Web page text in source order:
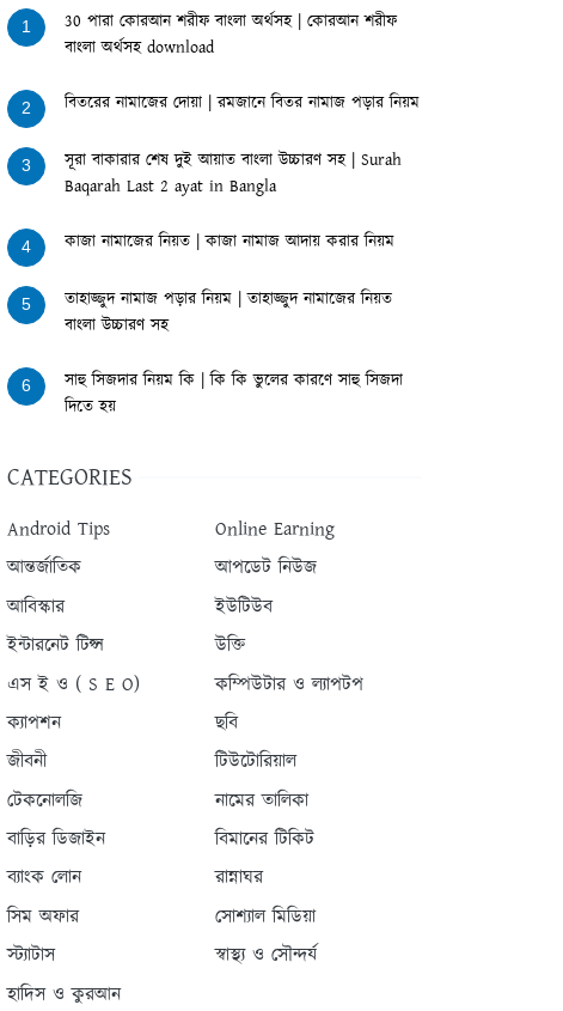
1
30 পারা কোরআন শরীফ বাংলা অর্থসহ | কোরআন শরীফ
বাংলা অর্থসহ download
2 বিতরের নামাজের দোয়া | রমজানে বিতর নামাজ পড়ার নিয়ম
3
সূরা বাকারার শেষ দুই আয়াত বাংলা উচ্চারণ সহ | Surah
Baqarah Last 2 ayat in Bangla
4 কাজা নামাজের নিয়ত | কাজা নামাজ আদায় করার নিয়ম
5
তাহাজ্জুদ নামাজ পড়ার নিয়ম | তাহাজ্জুদ নামাজের নিয়ত
বাংলা উচ্চারণ সহ
6
সাহু সিজদার নিয়ম কি | কি কি ভুলের কারণে সাহু সিজদা
দিতে হয়
CATEGORIES
Android Tips
Online Earning
আন্তর্জাতিক
আপডেট নিউজ
আবিস্কার
ইউটিউব
ইন্টারনেট টিপ্স
উক্তি
এস ই ও ( S E O)
কম্পিউটার ও ল্যাপটপ
ক্যাপশন
ছবি
জীবনী
টিউটোরিয়াল
টেকনোলজি
নামের তালিকা
বাড়ির ডিজাইন
বিমানের টিকিট
ব্যাংক লোন
রান্নাঘর
সিম অফার
সোশ্যাল মিডিয়া
স্ট্যাটাস
স্বাস্থ্য ও সৌন্দর্য
হাদিস ও কুরআন